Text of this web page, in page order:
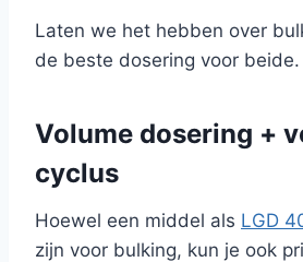
Laten we het hebben over
de beste dosering voor beide.
Volume dosering +
cyclus
Hoewel een middel als LGD
zijn voor bulking, kun je ook